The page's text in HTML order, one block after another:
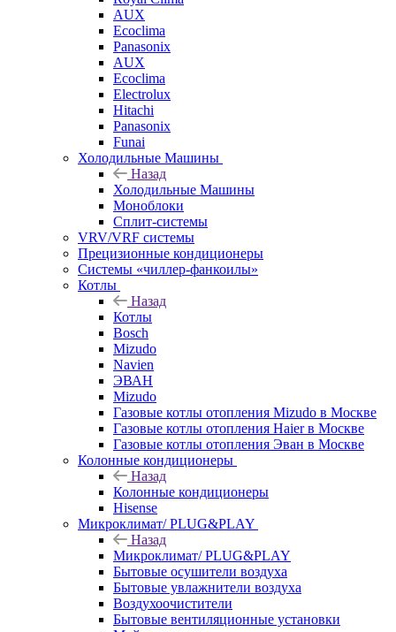
AUX
Ecoclima
Panasonix
AUX
Ecoclima
Electrolux
Hitachi
Panasonix
Funai
Холодильные Машины
Назад
Холодильные Машины
Моноблоки
Сплит-системы
VRV/VRF системы
Прецизионные кондиционеры
Системы «чиллер-фанкоилы»
Котлы
Назад
Котлы
Bosch
Mizudo
Navien
ЭВАН
Mizudo
Газовые котлы отопления Mizudo в Москве
Газовые котлы отопления Haier в Москве
Газовые котлы отопления Эван в Москве
Колонные кондиционеры
Назад
Колонные кондиционеры
Hisense
Микроклимат/ PLUG&PLAY
Назад
Микроклимат/ PLUG&PLAY
Бытовые осушители воздуха
Бытовые увлажнители воздуха
Воздухоочистители
Бытовые вентиляционные установки